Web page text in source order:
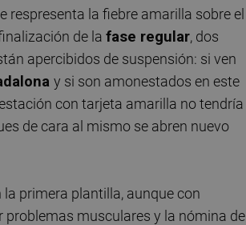
respresenta la fiebre amarilla sobre el
de la fase regular, dos
apercibidos de suspensión: si ven
y si son amonestados en este
con tarjeta amarilla no tendría
de cara al mismo se abren nuevo
primera plantilla, aunque con
musculares y la nómina de